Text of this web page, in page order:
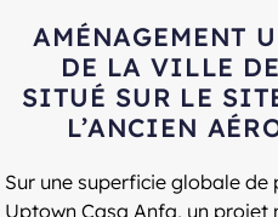
AMÉNAGEMENT
DE LA VILLE
SITUÉ SUR LE
L’ANCIEN
Sur une superficie globale de
Uptown Casa Anfa, un projet